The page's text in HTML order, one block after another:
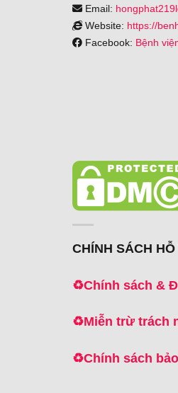
Email:
Website: https://
Facebook: Bệnh
CHÍNH SÁCH
♻️Chính sách &
♻️Miễn trừ trách
♻️Chính sách